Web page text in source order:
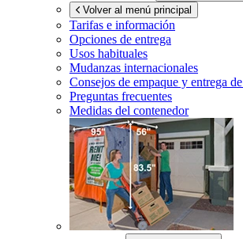
Volver al menú principal
Tarifas e información
Opciones de entrega
Usos habituales
Mudanzas internacionales
Consejos de empaque y entrega de
Preguntas frecuentes
Medidas del contenedor